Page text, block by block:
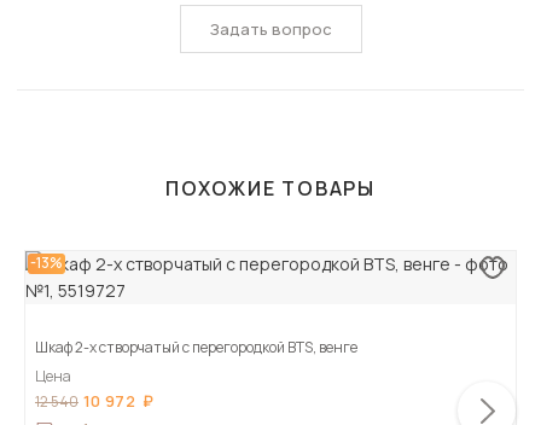
Задать вопрос
ПОХОЖИЕ ТОВАРЫ
-13%
Шкаф 2-х створчатый с перегородкой BTS, венге
Цена
12 540 10 972